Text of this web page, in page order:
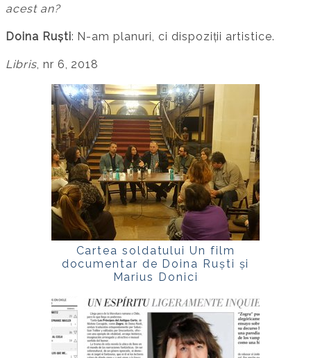
acest an?
Doina Ruști: N-am planuri, ci dispoziții artistice.
Libris, nr 6, 2018
Cartea soldatului Un film
documentar de Doina Ruști și
Marius Donici